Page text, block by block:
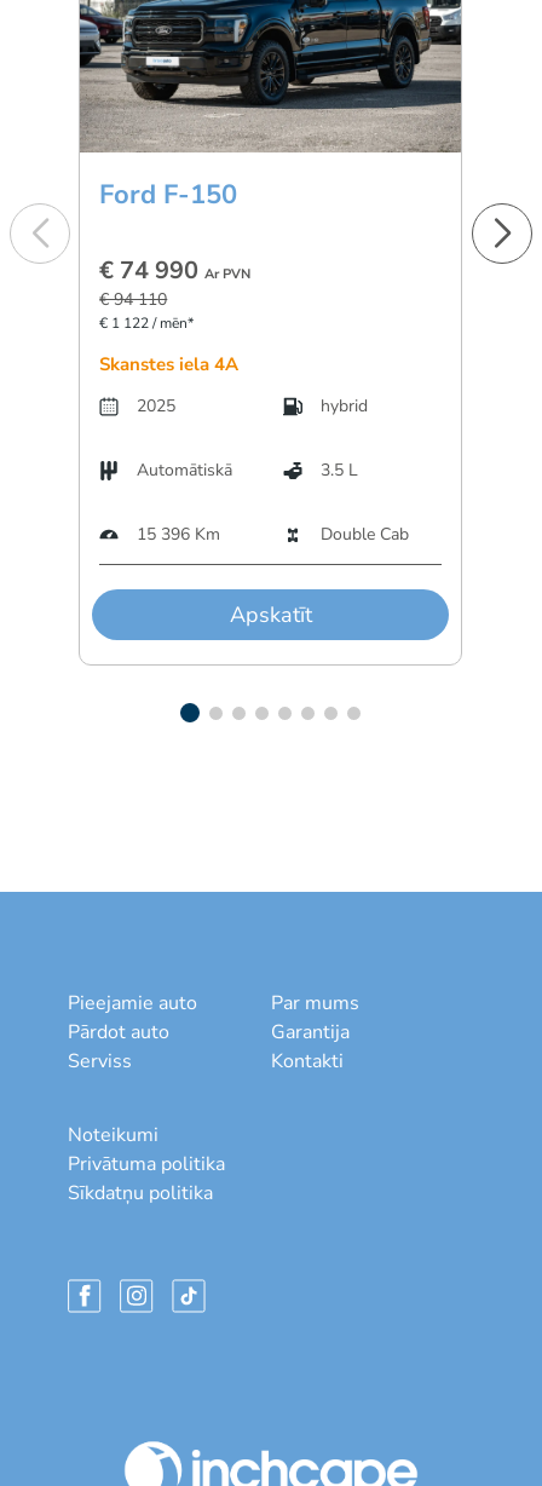
Ford F-150
€ 74 990Ar PVN
€ 94 110
€ 1 122 / mēn*
Skanstes iela 4A
2025 hybrid
Automātiskā 3.5 L
15 396 Km Double Cab
Apskatīt
€
Pieejamie auto
Pārdot auto
Serviss
Par mums
Garantija
Kontakti
Noteikumi
Privātuma politika
Sīkdatņu politika